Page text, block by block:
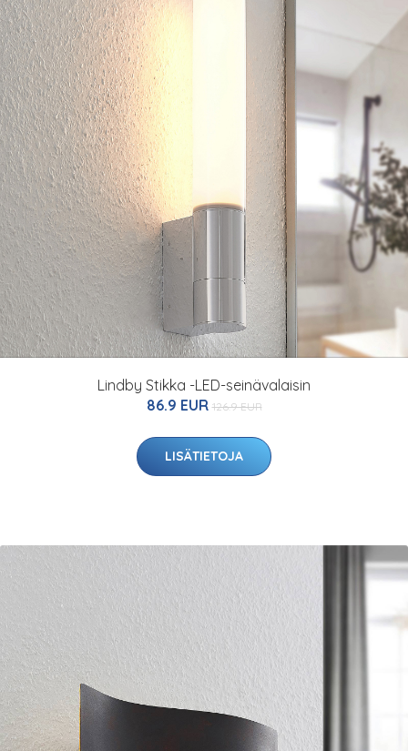
Lindby Stikka -LED-seinävalaisin
86.9 EUR 126.9 EUR
LISÄTIETOJA